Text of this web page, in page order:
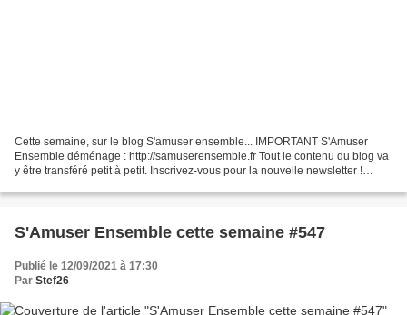
Cette semaine, sur le blog S'amuser ensemble... IMPORTANT S'Amuser
Ensemble déménage : http://samuserensemble.fr Tout le contenu du blog va
y être transféré petit à petit. Inscrivez-vous pour la nouvelle newsletter !
S'Amuser Ensemble cette semaine #547
Publié le 12/09/2021 à 17:30
Par Stef26